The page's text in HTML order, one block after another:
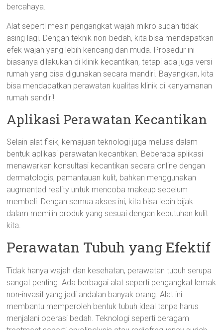
bercahaya.
Alat seperti mesin pengangkat wajah mikro sudah tidak
asing lagi. Dengan teknik non-bedah, kita bisa mendapatkan
efek wajah yang lebih kencang dan muda. Prosedur ini
biasanya dilakukan di klinik kecantikan, tetapi ada juga versi
rumah yang bisa digunakan secara mandiri. Bayangkan, kita
bisa mendapatkan perawatan kualitas klinik di kenyamanan
rumah sendiri!
Aplikasi Perawatan Kecantikan
Selain alat fisik, kemajuan teknologi juga meluas dalam
bentuk aplikasi perawatan kecantikan. Beberapa aplikasi
menawarkan konsultasi kecantikan secara online dengan
dermatologis, pemantauan kulit, bahkan menggunakan
augmented reality untuk mencoba makeup sebelum
membeli. Dengan semua akses ini, kita bisa lebih bijak
dalam memilih produk yang sesuai dengan kebutuhan kulit
kita.
Perawatan Tubuh yang Efektif
Tidak hanya wajah dan kesehatan, perawatan tubuh serupa
sangat penting. Ada berbagai alat seperti pengangkat lemak
non-invasif yang jadi andalan banyak orang. Alat ini
membantu memperoleh bentuk tubuh ideal tanpa harus
menjalani operasi bedah. Teknologi seperti beragam